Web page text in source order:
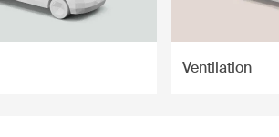
Ventilation